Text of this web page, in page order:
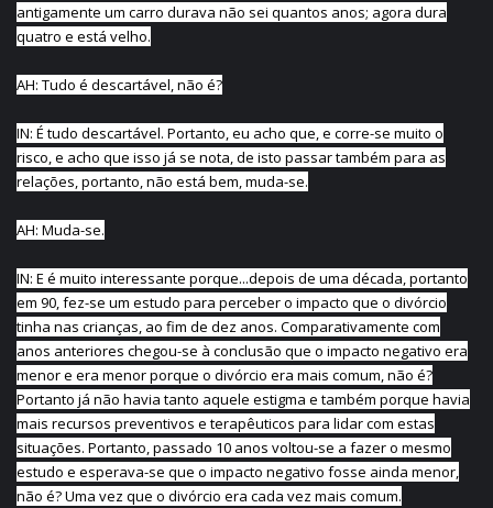
antigamente um carro durava não sei quantos anos; agora dura
quatro e está velho.
AH: Tudo é descartável, não é?
IN: É tudo descartável. Portanto, eu acho que, e corre-se muito o
risco, e acho que isso já se nota, de isto passar também para as
relações, portanto, não está bem, muda-se.
AH: Muda-se.
IN: E é muito interessante porque...depois de uma década, portanto
em 90, fez-se um estudo para perceber o impacto que o divórcio
tinha nas crianças, ao fim de dez anos. Comparativamente com
anos anteriores chegou-se à conclusão que o impacto negativo era
menor e era menor porque o divórcio era mais comum, não é?
Portanto já não havia tanto aquele estigma e também porque havia
mais recursos preventivos e terapêuticos para lidar com estas
situações. Portanto, passado 10 anos voltou-se a fazer o mesmo
estudo e esperava-se que o impacto negativo fosse ainda menor,
não é? Uma vez que o divórcio era cada vez mais comum.